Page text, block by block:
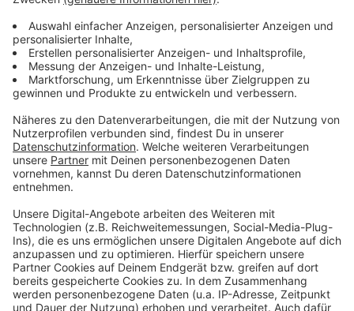
Niederfeldstraße in Leverkusen: Pläne fürs Business-
Quartier
Leverkusener Trinkwasser nicht durch PFAS belastet
Prozess: Rund 600 Kilo Marihuana in Leverkusen
gelagert